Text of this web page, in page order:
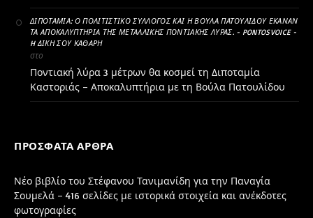
ΔΙΠΟΤΑΜΊΑ: Ο ΠΟΛΙΤΙΣΤΙΚΌ ΣΎΛΛΟΓΟΣ ΚΑΙ Η ΒΟΎΛΑ ΠΑΤΟΥΛΊΔΟΥ ΈΚΑΝΑΝ
ΤΑ ΑΠΟΚΑΛΥΠΤΉΡΙΑ ΤΗΣ ΜΕΤΑΛΛΙΚΉΣ ΠΟΝΤΙΑΚΉΣ ΛΎΡΑΣ. - PONTOSVOICE -
H ΔΙΚΉ ΣΟΥ ΚΑΘΑΡΗ
στο
Ποντιακή λύρα 3 μέτρων θα κοσμεί τη Διποταμία
Καστοριάς – Αποκαλυπτήρια με τη Βούλα Πατουλίδου
ΠΡΌΣΦΑΤΑ ΆΡΘΡΑ
Νέο βιβλίο του Στέφανου Τανιμανίδη για την Παναγία
Σουμελά – 416 σελίδες με ιστορικά στοιχεία και ανέκδοτες
φωτογραφίες